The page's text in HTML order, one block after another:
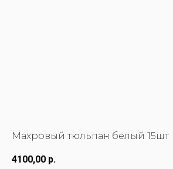
Махровый тюльпан белый 15шт
4100,00 р.